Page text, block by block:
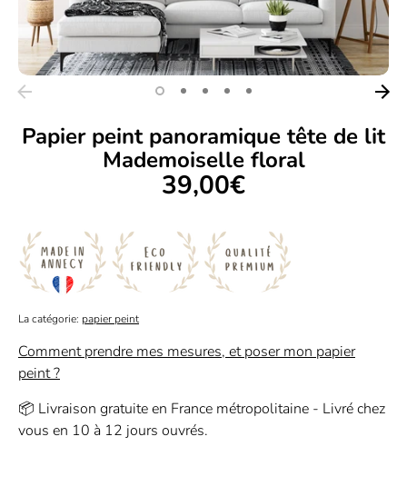
Papier peint panoramique tête de lit
Mademoiselle floral
39,00€
La catégorie: papier peint
Comment prendre mes mesures, et poser mon papier
peint ?
📦 Livraison gratuite en France métropolitaine - Livré chez
vous en 10 à 12 jours ouvrés.